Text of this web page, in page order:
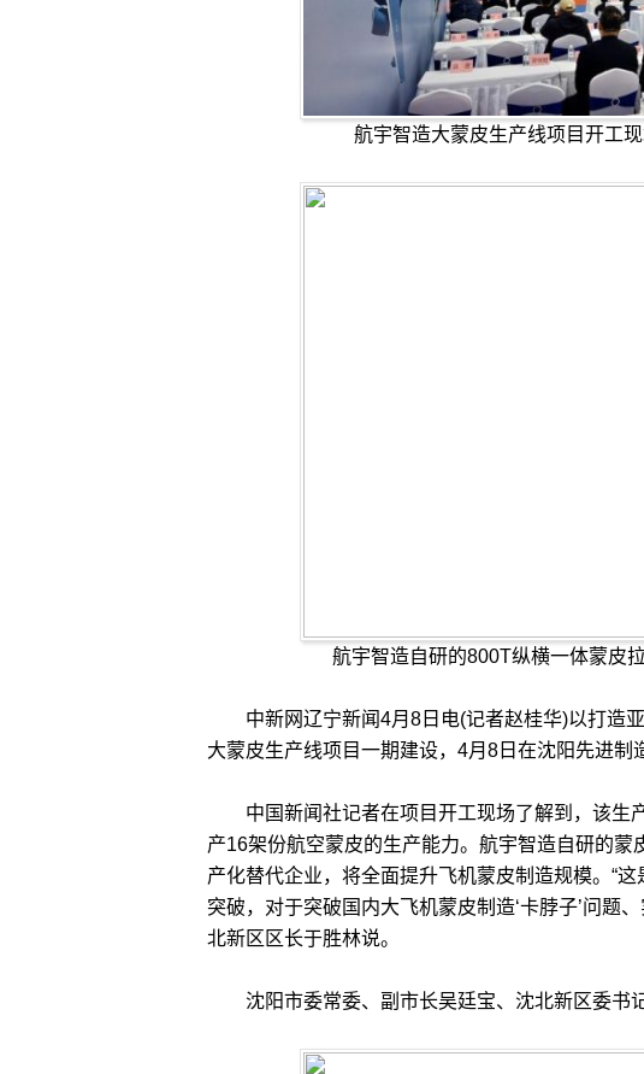
航宇智造大蒙皮生产线项目开工
航宇智造自研的800T纵横一体蒙皮
中新网辽宁新闻4月8日电(记者赵桂华)以打造
大蒙皮生产线项目一期建设，4月8日在沈阳先进制
中国新闻社记者在项目开工现场了解到，该生
产16架份航空蒙皮的生产能力。航宇智造自研的蒙
产化替代企业，将全面提升飞机蒙皮制造规模。“
突破，对于突破国内大飞机蒙皮制造‘卡脖子’问题
北新区区长于胜林说。
沈阳市委常委、副市长吴廷宝、沈北新区委书记